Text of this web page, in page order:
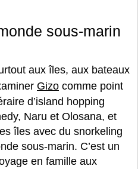
sous-marin
aux îles, aux bateaux
Gizo comme point
d’island hopping
Naru et Olosana, et
îles avec du snorkeling
sous-marin. C’est un
en famille aux